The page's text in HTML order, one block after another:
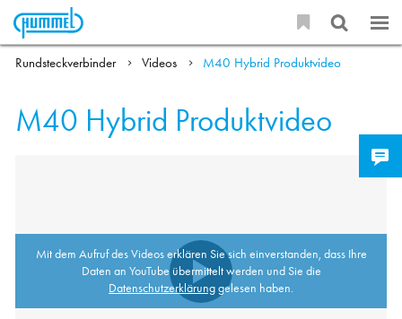
Rundsteckverbinder Videos M40 Hybrid Produktvideo
M40 Hybrid Produktvideo
Mit dem Aufruf des Videos erklären Sie sich einverstanden, dass Ihre
Daten an YouTube übermittelt werden und Sie die
Datenschutzerklärunggelesen haben.